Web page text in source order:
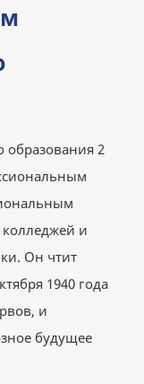
образования 2
колледжей и
Он чтит
1940 года
и
будущее